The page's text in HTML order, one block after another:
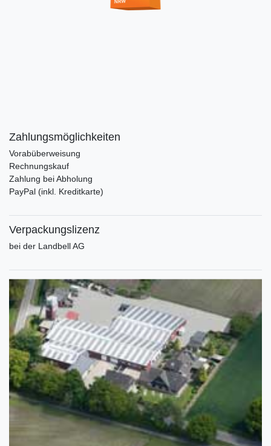
Zahlungsmöglichkeiten
Vorabüberweisung
Rechnungskauf
Zahlung bei Abholung
PayPal (inkl. Kreditkarte)
Verpackungslizenz
bei der Landbell AG